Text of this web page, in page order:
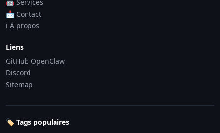
🤖 Services
📩 Contact
ℹ️ À propos
Liens
GitHub OpenClaw
Discord
Sitemap
🏷️ Tags populaires